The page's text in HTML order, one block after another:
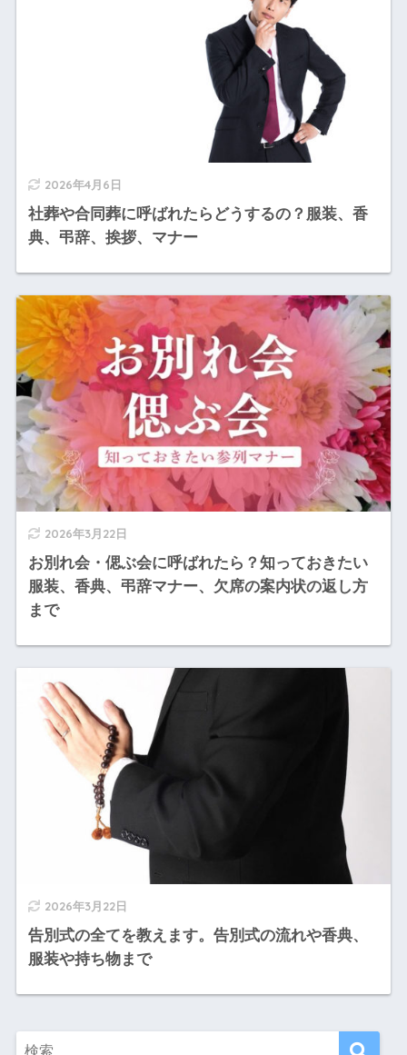
2026年4月6日
社葬や合同葬に呼ばれたらどうするの？服装、香
典、弔辞、挨拶、マナー
2026年3月22日
お別れ会・偲ぶ会に呼ばれたら？知っておきたい
服装、香典、弔辞マナー、欠席の案内状の返し方
まで
2026年3月22日
告別式の全てを教えます。告別式の流れや香典、
服装や持ち物まで